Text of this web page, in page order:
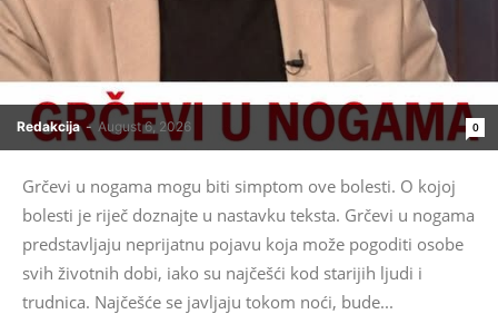
Redakcija - August 6, 2026 0
Grčevi u nogama mogu biti simptom ove bolesti. O kojoj
bolesti je riječ doznajte u nastavku teksta. Grčevi u nogama
predstavljaju neprijatnu pojavu koja može pogoditi osobe
svih životnih dobi, iako su najčešći kod starijih ljudi i
trudnica. Najčešće se javljaju tokom noći, bude...